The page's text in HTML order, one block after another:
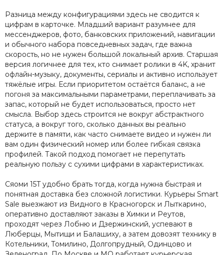
Разница между конфигурациями здесь не сводится к
цифрам в карточке. Младший вариант разумнее для
мессенджеров, фото, банковских приложений, навигации
и обычного набора повседневных задач, где важна
скорость, но не нужен большой локальный архив. Старшая
версия логичнее для тех, кто снимает ролики в 4K, хранит
офлайн-музыку, документы, сериалы и активно использует
тяжёлые игры. Если приоритетом остаётся баланс, а не
погоня за максимальными параметрами, переплачивать за
запас, который не будет использоваться, просто нет
смысла. Выбор здесь строится не вокруг абстрактного
статуса, а вокруг того, сколько данных вы реально
держите в памяти, как часто снимаете видео и нужен ли
вам один физический номер или более гибкая связка
профилей. Такой подход помогает не перепутать
реальную пользу с сухими цифрами в характеристиках.
Сяоми 15T удобно брать тогда, когда нужна быстрая и
понятная доставка без сложной логистики. Курьеры Smart
Sale выезжают из Видного в Красногорск и Лыткарино,
оперативно доставляют заказы в Химки и Реутов,
проходят через Лобню и Дзержинский, успевают в
Люберцы, Мытищи и Балашиху, а затем довозят технику в
Котельники, Томилино, Долгопрудный, Одинцово и